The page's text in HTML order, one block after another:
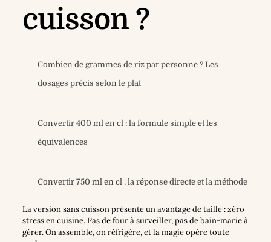
cuisson ?
Combien de grammes de riz par personne ? Les
dosages précis selon le plat
Convertir 400 ml en cl : la formule simple et les
équivalences
Convertir 750 ml en cl : la réponse directe et la méthode
La version sans cuisson présente un avantage de taille : zéro
stress en cuisine. Pas de four à surveiller, pas de bain-marie à
gérer. On assemble, on réfrigère, et la magie opère toute